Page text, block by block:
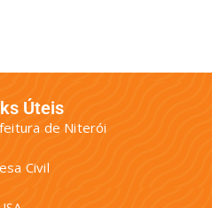
Úteis
de Niterói
Civil